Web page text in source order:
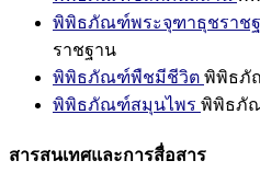
พิพิธภัณฑ์พระจุฑาธุชราช
ราชฐาน
พิพิธภัณฑ์พืชมีชีวิต พิพิธภั
พิพิธภัณฑ์สมุนไพร พิพิธภั
สารสนเทศและการสื่อสาร